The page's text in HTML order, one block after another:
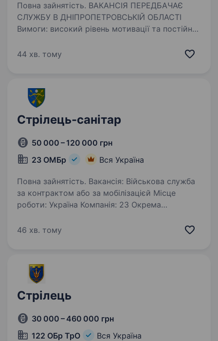
Повна зайнятість. ВАКАНСІЯ ПЕРЕДБАЧАЄ
СЛУЖБУ В ДНІПРОПЕТРОВСЬКІЙ ОБЛАСТІ
Вимоги: високий рівень мотивації та постійне
до 45 років хороша фізична підготовка повна
44 хв. тому
Стрілець-санітар
50 000 – 120 000 грн
23 ОМБр
Вся Україна
Повна зайнятість. Вакансія: Військова служба
за контрактом або за мобілізацієй Місце
роботи: Україна Компанія: 23 Окрема
санітар: стрільба, надання першої
46 хв. тому
Стрілець
30 000 – 460 000 грн
122 ОБр ТрО
Вся Україна